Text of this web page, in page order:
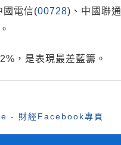
國電信(00728)、中國聯通
，是表現最差藍籌。
- 財經Facebook專頁